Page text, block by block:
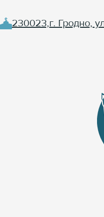
230023,г. Гродно,